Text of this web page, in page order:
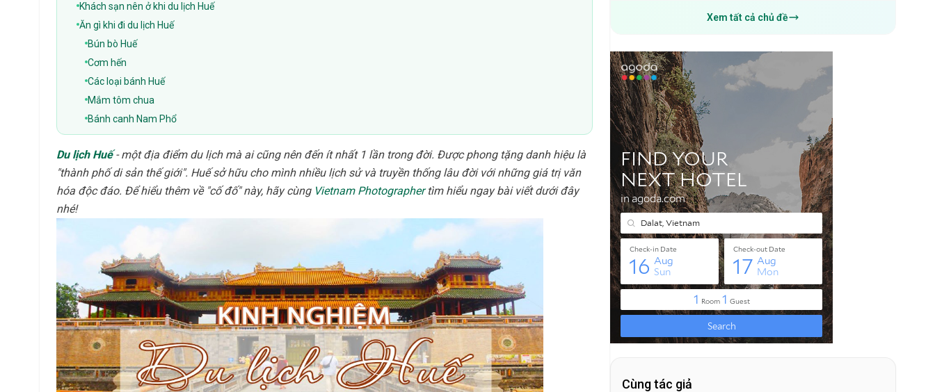
Khách sạn nên ở khi du lịch Huế
Ăn gì khi đi du lịch Huế
Bún bò Huế
Cơm hến
Các loại bánh Huế
Mắm tôm chua
Bánh canh Nam Phổ
Du lịch Huế- một địa điểm du lịch mà ai cũng nên đến ít nhất 1 lần trong đời. Được phong tặng danh hiệu là
"thành phố di sản thế giới". Huế sở hữu cho mình nhiều lịch sử và truyền thống lâu đời với những giá trị văn
hóa độc đáo. Để hiểu thêm về "cố đố" này, hãy cùng Vietnam Photographertìm hiểu ngay bài viết dưới đây
nhé!
Xem tất cả chủ đề
Cùng tác giả